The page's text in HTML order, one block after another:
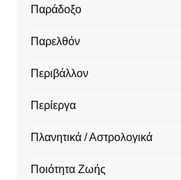
Παράδοξο
Παρελθόν
Περιβάλλον
Περίεργα
Πλανητικά / Αστρολογικά
Ποιότητα Ζωής